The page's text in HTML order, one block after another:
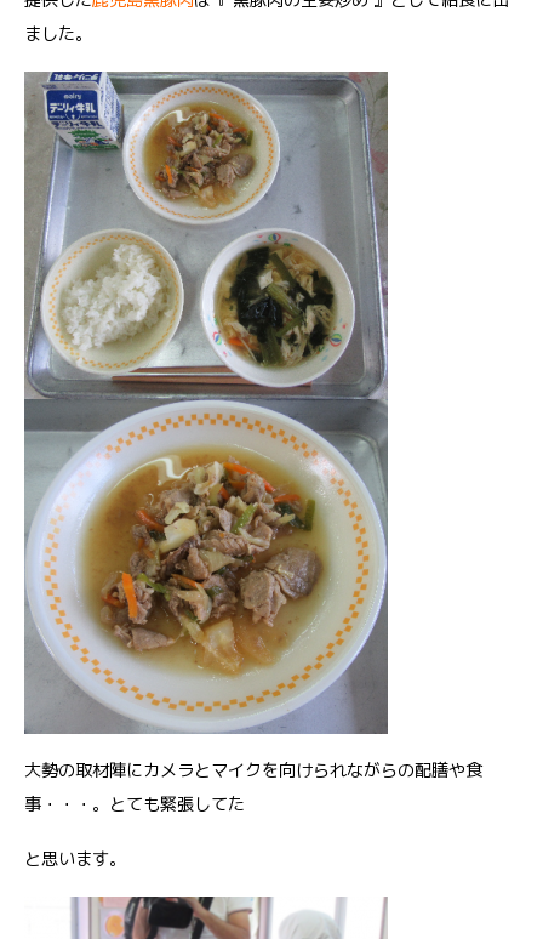
ました。
大勢の取材陣にカメラとマイクを向けられながらの配膳や食
事・・・。とても緊張してた
と思います。